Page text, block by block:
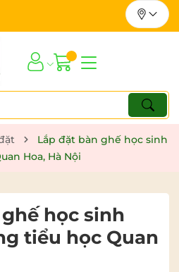
Lắp đặt bàn ghế học sinh
Hoa, Hà Nội
học sinh
tiểu học Quan